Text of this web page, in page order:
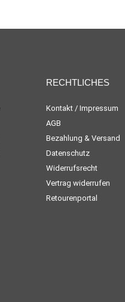
RECHTLICHES
Kontakt / Impressum
AGB
Bezahlung & Versand
Datenschutz
Widerrufsrecht
Vertrag widerrufen
Retourenportal